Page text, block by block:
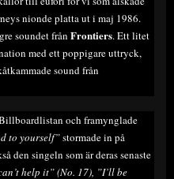
nionde platta ut i maj 1986.
soundet från Frontiers. Ett litet
med ett poppigare uttryck,
sound från
och framynglade
to yourself”stormade in på
den singeln som är deras senaste
help it” (No. 17), ”I’ll be